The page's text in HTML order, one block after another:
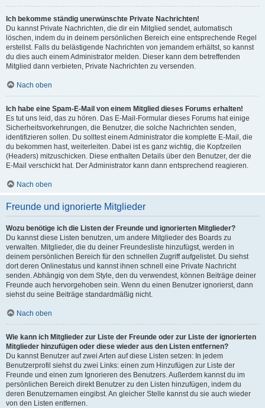
Ich bekomme ständig unerwünschte Private Nachrichten!
Du kannst Private Nachrichten, die dir ein Mitglied sendet, automatisch
löschen, indem du in deinem persönlichen Bereich eine entsprechende Regel
erstellst. Falls du belästigende Nachrichten von jemandem erhältst, so kannst
du dies auch einem Administrator melden. Dieser kann dem betreffenden
Mitglied dann verbieten, Private Nachrichten zu versenden.
Nach oben
Ich habe eine Spam-E-Mail von einem Mitglied dieses Forums erhalten!
Es tut uns leid, das zu hören. Das E-Mail-Formular dieses Forums hat einige
Sicherheitsvorkehrungen, die Benutzer, die solche Nachrichten senden,
identifizieren sollen. Du solltest einem Administrator die komplette E-Mail, die
du bekommen hast, weiterleiten. Dabei ist es ganz wichtig, die Kopfzeilen
(Headers) mitzuschicken. Diese enthalten Details über den Benutzer, der die
E-Mail verschickt hat. Der Administrator kann dann entsprechend reagieren.
Nach oben
Freunde und ignorierte Mitglieder
Wozu benötige ich die Listen der Freunde und ignorierten Mitglieder?
Du kannst diese Listen benutzen, um andere Mitglieder des Boards zu
verwalten. Mitglieder, die du deiner Freundesliste hinzufügst, werden in
deinem persönlichen Bereich für den schnellen Zugriff aufgelistet. Du siehst
dort deren Onlinestatus und kannst ihnen schnell eine Private Nachricht
senden. Abhängig von dem Style, den du verwendest, können Beiträge deiner
Freunde auch hervorgehoben sein. Wenn du einen Benutzer ignorierst, dann
siehst du seine Beiträge standardmäßig nicht.
Nach oben
Wie kann ich Mitglieder zur Liste der Freunde oder zur Liste der ignorierten
Mitglieder hinzufügen oder diese wieder aus den Listen entfernen?
Du kannst Benutzer auf zwei Arten auf diese Listen setzen: In jedem
Benutzerprofil siehst du zwei Links: einen zum Hinzufügen zur Liste der
Freunde und einen zum Ignorieren des Benutzers. Außerdem kannst du im
persönlichen Bereich direkt Benutzer zu den Listen hinzufügen, indem du
deren Benutzernamen eingibst. An gleicher Stelle kannst du sie auch wieder
von den Listen entfernen.